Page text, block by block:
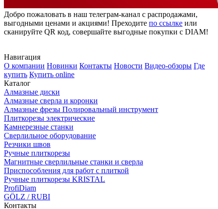
Добро пожаловать в наш телеграм-канал с распродажами,
выгодными ценами и акциями! Преходите по ссылке или
сканируйте QR код, совершайте выгодные покупки с DIAM!
Навигация
О компании Новинки Контакты Новости Видео-обзоры Где
купить Купить online
Каталог
Алмазные диски
Алмазные сверла и коронки
Алмазные фрезы Полировальный инструмент
Плиткорезы электрические
Камнерезные станки
Сверлильное оборудование
Резчики швов
Ручные плиткорезы
Магнитные сверлильные станки и сверла
Приспособления для работ с плиткой
Ручные плиткорезы KRISTAL
ProfiDiam
GÖLZ / RUBI
Контакты